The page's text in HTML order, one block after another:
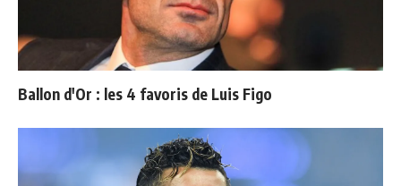
Ballon d'Or : les 4 favoris de Luis Figo